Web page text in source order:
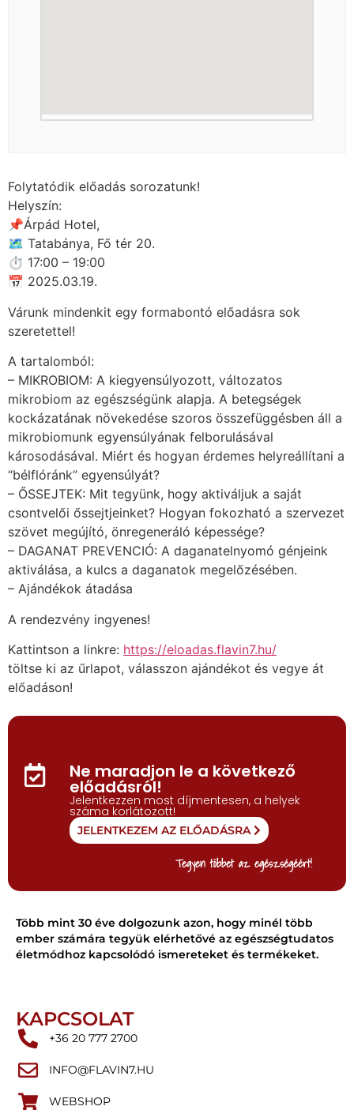
Folytatódik előadás sorozatunk!
Helyszín:
📌Árpád Hotel,
🗺 Tatabánya, Fő tér 20.
⏱ 17:00 – 19:00
📅 2025.03.19.
Várunk mindenkit egy formabontó előadásra sok
szeretettel!
A tartalomból:
– MIKROBIOM: A kiegyensúlyozott, változatos
mikrobiom az egészségünk alapja. A betegségek
kockázatának növekedése szoros összefüggésben áll a
mikrobiomunk egyensúlyának felborulásával
károsodásával. Miért és hogyan érdemes helyreállítani a
“bélflóránk” egyensúlyát?
– ŐSSEJTEK: Mit tegyünk, hogy aktiváljuk a saját
csontvelői őssejtjeinket? Hogyan fokozható a szervezet
szövet megújító, önregeneráló képessége?
– DAGANAT PREVENCIÓ: A daganatelnyomó génjeink
aktiválása, a kulcs a daganatok megelőzésében.
– Ajándékok átadása
A rendezvény ingyenes!
Kattintson a linkre: https://eloadas.flavin7.hu/
töltse ki az űrlapot, válasszon ajándékot és vegye át
előadáson!
Tegyen többet az egészségéért!
Ne maradjon le a következő
előadásról!
Jelentkezzen most díjmentesen, a helyek
száma korlátozott!
JELENTKEZEM AZ ELŐADÁSRA
Több mint 30 éve dolgozunk azon, hogy minél több
ember számára tegyük elérhetővé az egészségtudatos
életmódhoz kapcsolódó ismereteket és termékeket.
KAPCSOLAT
+36 20 777 2700
INFO@FLAVIN7.HU
WEBSHOP